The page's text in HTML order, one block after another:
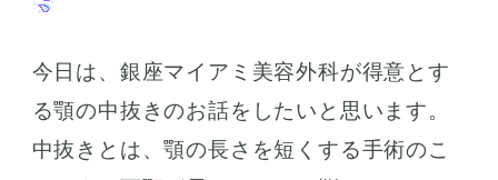
今日は、銀座マイアミ美容外科が得意とす
る顎の中抜きのお話をしたいと思います。
中抜きとは、顎の長さを短くする手術のこ